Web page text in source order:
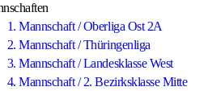
1. Mannschaft / Oberliga Ost 2A
2. Mannschaft / Thüringenliga
3. Mannschaft / Landesklasse West
4. Mannschaft / 2. Bezirksklasse Mitte